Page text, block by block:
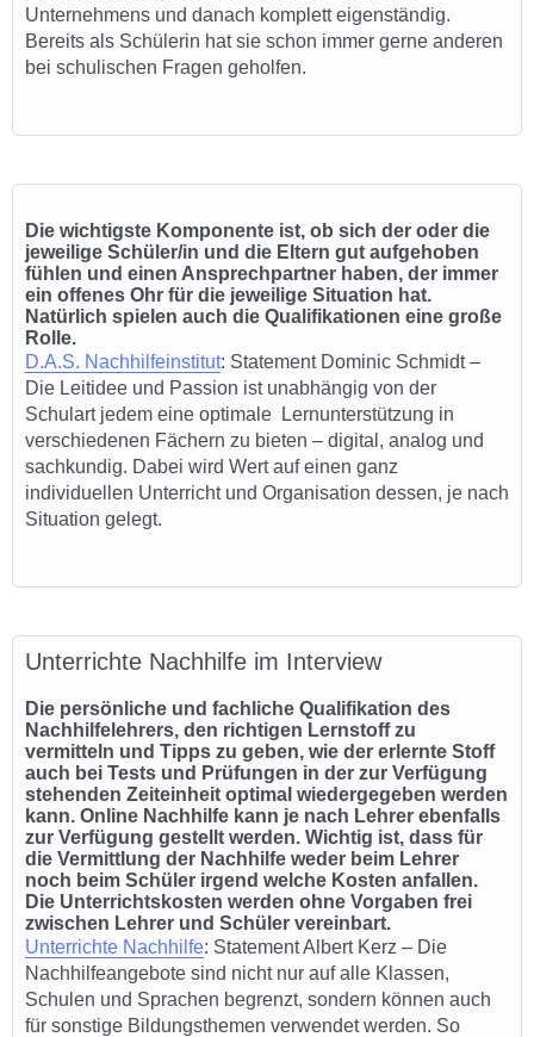
Unternehmens und danach komplett eigenständig.
Bereits als Schülerin hat sie schon immer gerne anderen
bei schulischen Fragen geholfen.
Die wichtigste Komponente ist, ob sich der oder die
jeweilige Schüler/in und die Eltern gut aufgehoben
fühlen und einen Ansprechpartner haben, der immer
ein offenes Ohr für die jeweilige Situation hat.
Natürlich spielen auch die Qualifikationen eine große
Rolle.
D.A.S. Nachhilfeinstitut: Statement Dominic Schmidt–
Die Leitidee und Passion ist unabhängig von der
Schulart jedem eine optimale Lernunterstützung in
verschiedenen Fächern zu bieten – digital, analog und
sachkundig. Dabei wird Wert auf einen ganz
individuellen Unterricht und Organisation dessen, je nach
Situation gelegt.
Unterrichte Nachhilfe im Interview
Die persönliche und fachliche Qualifikation des
Nachhilfelehrers, den richtigen Lernstoff zu
vermitteln und Tipps zu geben, wie der erlernte Stoff
auch bei Tests und Prüfungen in der zur Verfügung
stehenden Zeiteinheit optimal wiedergegeben werden
kann. Online Nachhilfe kann je nach Lehrer ebenfalls
zur Verfügung gestellt werden. Wichtig ist, dass für
die Vermittlung der Nachhilfe weder beim Lehrer
noch beim Schüler irgend welche Kosten anfallen.
Die Unterrichtskosten werden ohne Vorgaben frei
zwischen Lehrer und Schüler vereinbart.
Unterrichte Nachhilfe: StatementAlbert Kerz – Die
Nachhilfeangebote sind nicht nur auf alle Klassen,
Schulen und Sprachen begrenzt, sondern können auch
für sonstige Bildungsthemen verwendet werden. So